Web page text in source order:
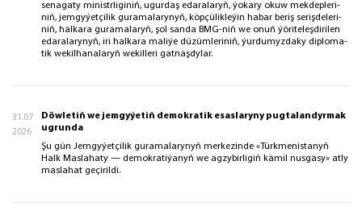
se­na­ga­ty mi­nistr­li­gi­niň, ugur­daş eda­ra­la­ryň, ýo­ka­ry okuw mek­dep­le­ri­
niň, jem­gy­ýet­çi­lik guramalarynyň, köp­çü­lik­le­ýin ha­bar be­riş se­riş­de­le­ri­
niň, hal­ka­ra guramalaryň, şol san­da BMG-niň we onuň ýö­ri­te­leş­di­ri­len
eda­ra­la­ry­nyň, iri hal­ka­ra ma­li­ýe dü­züm­le­ri­niň, ýur­du­myz­da­ky dip­lo­ma­
tik we­kil­ha­na­la­ryň we­kil­le­ri gat­naş­dy­lar.
31.07
2026
Döwletiň we jemgyýetiň demokratik esaslaryny pugtalandyrmak
ugrunda
Şu gün Jemgyýetçilik guramalarynyň merkezinde «Türkmenistanyň
Halk Maslahaty — demokratiýanyň we agzybirligiň kämil nusgasy» atly
maslahat geçirildi.